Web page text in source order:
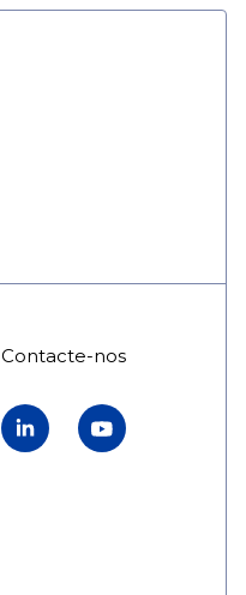
Contacte-nos
Linkedin YouTube